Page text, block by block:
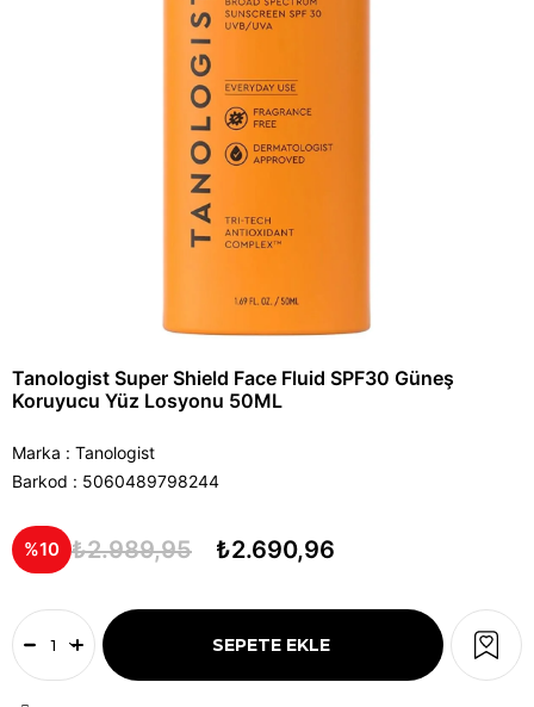
Tanologist Super Shield Face Fluid SPF30 Güneş
Koruyucu Yüz Losyonu 50ML
Marka : Tanologist
Barkod : 5060489798244
10 ₺2.989,95 ₺2.690,96